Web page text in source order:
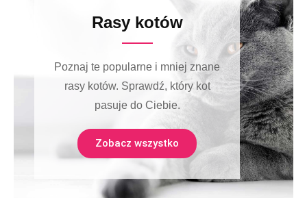
Rasy kotów
Poznaj te popularne i mniej znane
rasy kotów. Sprawdź, który kot
pasuje do Ciebie.
Zobacz wszystko